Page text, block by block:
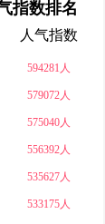
指数排名
人气指数
594281人
579072人
575040人
556392人
535627人
533175人